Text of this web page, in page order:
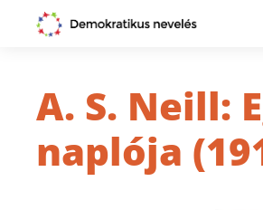
A. S. Neill:
naplója